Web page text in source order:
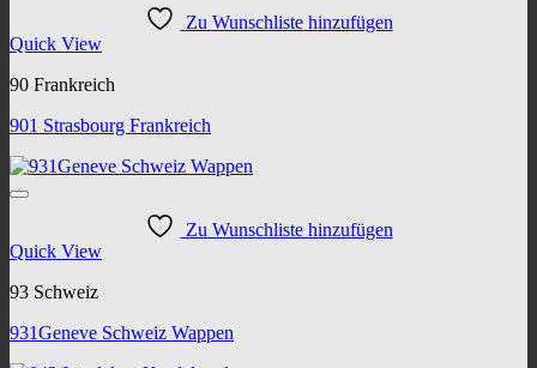
Zu Wunschliste hinzufügen
Quick View
90 Frankreich
901 Strasbourg Frankreich
Zu Wunschliste hinzufügen
Quick View
93 Schweiz
931Geneve Schweiz Wappen